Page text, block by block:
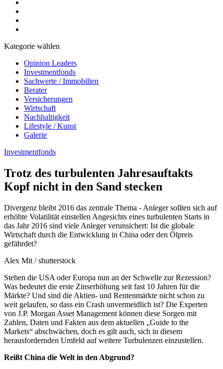
Kategorie wählen
Opinion Leaders
Investmentfonds
Sachwerte / Immobilien
Berater
Versicherungen
Wirtschaft
Nachhaltigkeit
Lifestyle / Kunst
Galerie
Investmentfonds
Trotz des turbulenten Jahresauftakts
Kopf nicht in den Sand stecken
Divergenz bleibt 2016 das zentrale Thema - Anleger sollten sich auf
erhöhte Volatilität einstellen Angesichts eines turbulenten Starts in
das Jahr 2016 sind viele Anleger verunsichert: Ist die globale
Wirtschaft durch die Entwicklung in China oder den Ölpreis
gefährdet?
Alex Mit / shutterstock
Stehen die USA oder Europa nun an der Schwelle zur Rezession?
Was bedeutet die erste Zinserhöhung seit fast 10 Jahren für die
Märkte? Und sind die Aktien- und Rentenmärkte nicht schon zu
weit gelaufen, so dass ein Crash unvermeidlich ist? Die Experten
von J.P. Morgan Asset Management können diese Sorgen mit
Zahlen, Daten und Fakten aus dem aktuellen „Guide to the
Markets“ abschwächen, doch es gilt auch, sich in diesem
herausfordernden Umfeld auf weitere Turbulenzen einzustellen.
Reißt China die Welt in den Abgrund?